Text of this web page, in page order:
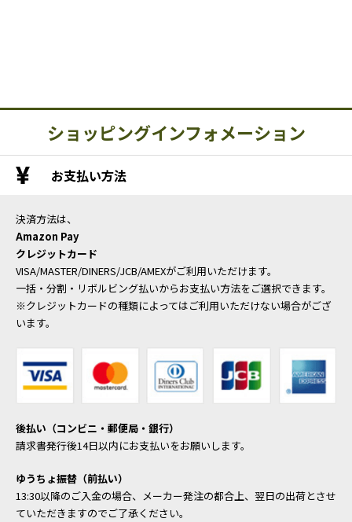
ショッピングインフォメーション
お支払い方法
決済方法は、
Amazon Pay
クレジットカード
VISA/MASTER/DINERS/JCB/AMEXがご利用いただけます。
一括・分割・リボルビング払いからお支払い方法をご選択できます。
※クレジットカードの種類によってはご利用いただけない場合がござ
います。
後払い（コンビニ・郵便局・銀行）
請求書発行後14日以内にお支払いをお願いします。
ゆうちょ振替（前払い）
13:30以降のご入金の場合、メーカー発注の都合上、翌日の出荷とさせ
ていただきますのでご了承ください。